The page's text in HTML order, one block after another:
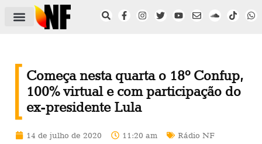
Começa nesta quarta o 18º Confup,
100% virtual e com participação do
ex-presidente Lula
14 de julho de 2020 11:20 am Rádio NF